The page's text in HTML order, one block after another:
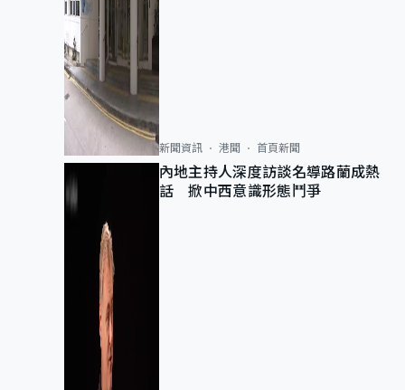
新聞資訊 港聞 首頁新聞
內地主持人深度訪談名導路蘭成熱
話 掀中西意識形態鬥爭